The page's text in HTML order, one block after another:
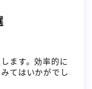
ます。効率的に
てはいかがでし